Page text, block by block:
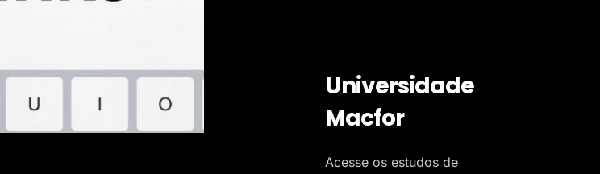
Universidade
Macfor
Acesse os estudos de